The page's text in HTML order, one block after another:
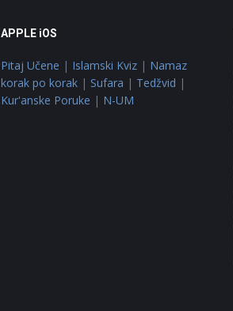
APPLE iOS
Pitaj Učene | Islamski Kviz | Namaz
korak po korak | Sufara | Tedžvid |
Kur'anske Poruke | N-UM